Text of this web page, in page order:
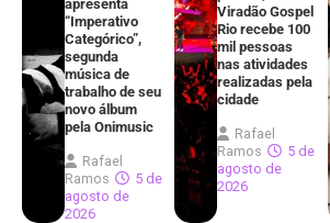
apresenta
“Imperativo
Categórico”,
segunda
música de
trabalho de seu
novo álbum
pela Onimusic
Rafael
Ramos
5 de
agosto de
2026
Viradão Gospel
Rio recebe 100
mil pessoas
nas atividades
realizadas pela
cidade
Rafael
Ramos
5 de
agosto de
2026